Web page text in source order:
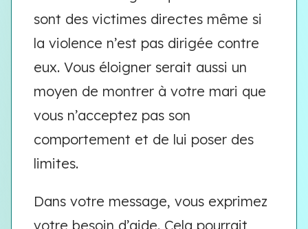
sont des victimes directes même si
la violence n’est pas dirigée contre
eux. Vous éloigner serait aussi un
moyen de montrer à votre mari que
vous n’acceptez pas son
comportement et de lui poser des
limites.
Dans votre message, vous exprimez
votre besoin d’aide. Cela pourrait